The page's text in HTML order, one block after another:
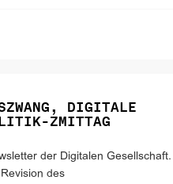
DIGITALE
ZMITTAG
der Digitalen Gesellschaft.
des